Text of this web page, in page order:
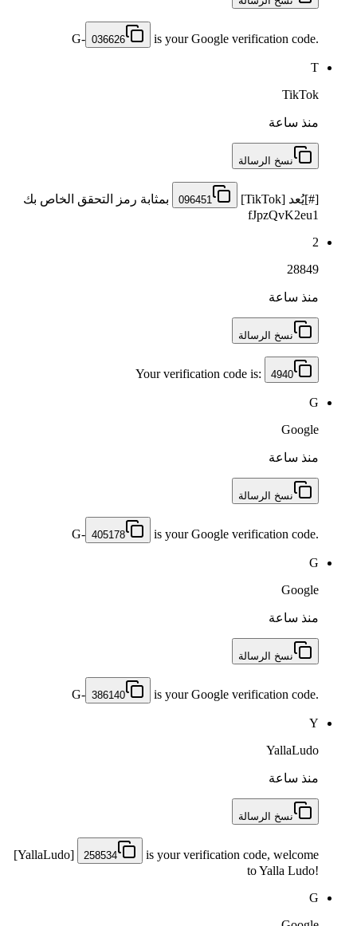
G- 036626 is your Google verification code.
T
TikTok
منذ ساعة
نسخ الرسالة
[#]يُعد [TikTok] 096451
بمثابة رمز التحقق الخاص بك
fJpzQvK2eu1
2
28849
منذ ساعة
نسخ الرسالة
Your verification code is: 4940
G
Google
منذ ساعة
نسخ الرسالة
G- 405178 is your Google verification code.
G
Google
منذ ساعة
نسخ الرسالة
G- 386140 is your Google verification code.
Y
YallaLudo
منذ ساعة
نسخ الرسالة
[YallaLudo] 258534
is your verification code, welcome
to Yalla Ludo!
G